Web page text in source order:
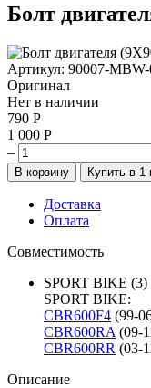
Болт
Артикул: 90007-
Оригинал
Нет в наличии
790 Р
1 000 Р
–
Доставка
Оплата
Совместимость
SPORT BIKE (3)
SPORT BIKE:
CBR600F4 (99-
CBR600RA (09-
CBR600RR (03-
Описание